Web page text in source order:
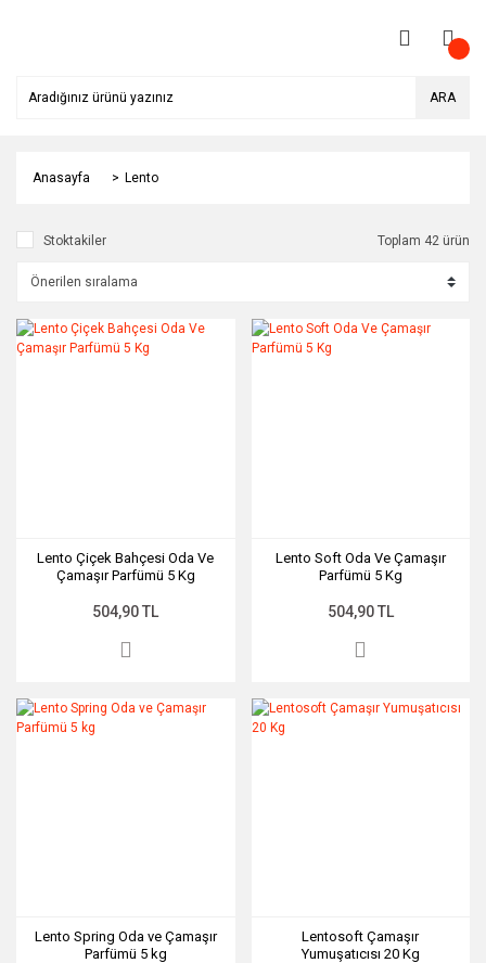
ARA
Anasayfa Lento
Stoktakiler Toplam 42 ürün
Lento Çiçek Bahçesi Oda Ve
Çamaşır Parfümü 5 Kg
504,90 TL
Lento Soft Oda Ve Çamaşır
Parfümü 5 Kg
504,90 TL
Lento Spring Oda ve Çamaşır
Parfümü 5 kg
Lentosoft Çamaşır
Yumuşatıcısı 20 Kg